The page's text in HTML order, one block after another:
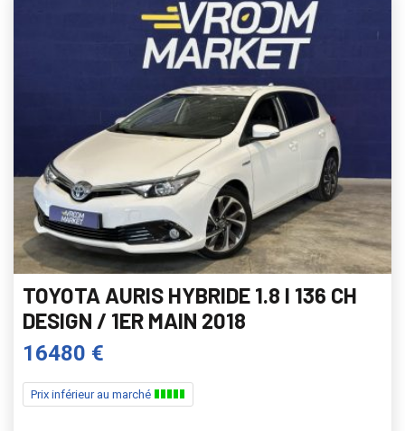
TOYOTA AURIS HYBRIDE 1.8 I 136 CH
DESIGN / 1ER MAIN 2018
16480 €
Prix inférieur au marché